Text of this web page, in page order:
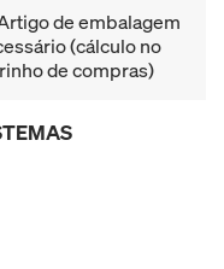
de embalagem
(cálculo no
de compras)